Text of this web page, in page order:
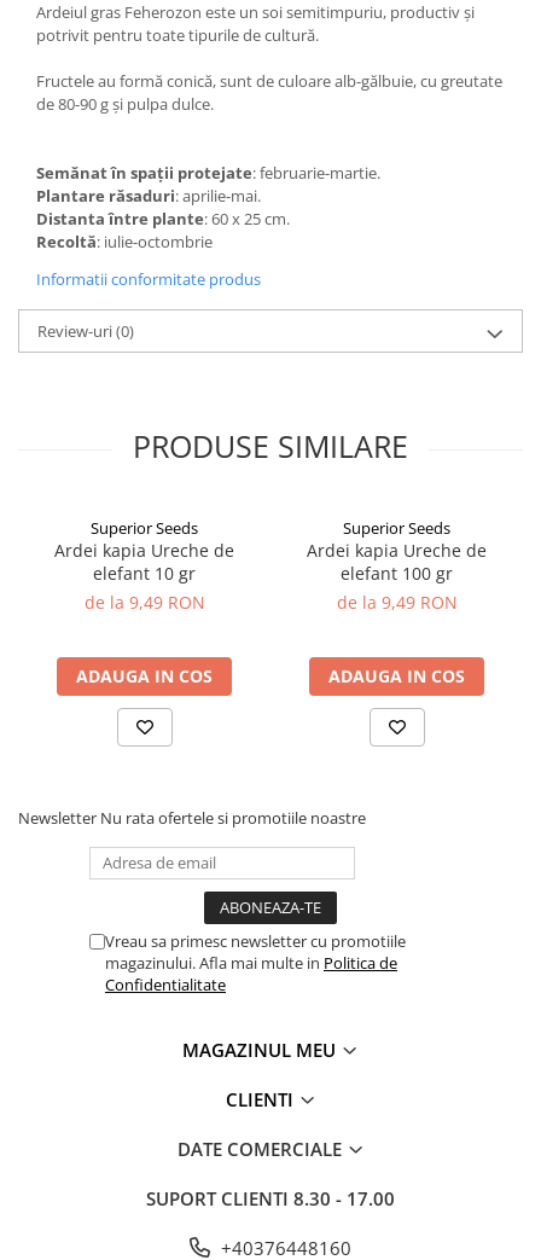
Ardeiul gras Feherozon este un soi semitimpuriu, productiv și
potrivit pentru toate tipurile de cultură.
Fructele au formă conică, sunt de culoare alb-gălbuie, cu greutate
de 80-90 g și pulpa dulce.
Semănat în spații protejate: februarie-martie.
Plantare răsaduri: aprilie-mai.
Distanta între plante: 60 x 25 cm.
Recoltă: iulie-octombrie
Informatii conformitate produs
Review-uri(0)
PRODUSE SIMILARE
Superior Seeds
Ardei kapia Ureche de
elefant 10 gr
de la 9,49 RON
ADAUGA IN COS
Superior Seeds
Ardei kapia Ureche de
elefant 100 gr
de la 9,49 RON
ADAUGA IN COS
Newsletter Nu rata ofertele si promotiile noastre
Vreau sa primesc newsletter cu promotiile
magazinului. Afla mai multe in Politica de
Confidentialitate
MAGAZINUL MEU
CLIENTI
DATE COMERCIALE
SUPORT CLIENTI 8.30 - 17.00
+40376448160